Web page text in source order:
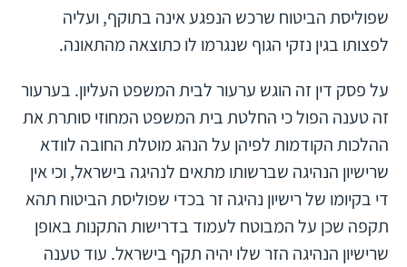
שפוליסת הביטוח שרכש הנפגע אינה בתוקף, ועליה
לפצותו בגין נזקי הגוף שנגרמו לו כתוצאה מהתאונה.
על פסק דין זה הוגש ערעור לבית המשפט העליון. בערעור
זה טענה הפול כי החלטת בית המשפט המחוזי סותרת את
ההלכות הקודמות לפיהן על הנהג מוטלת החובה לוודא
שרישיון הנהיגה שברשותו מתאים לנהיגה בישראל, וכי אין
די בקיומו של רישיון נהיגה זר בכדי שפוליסת הביטוח תהא
תקפה שכן על המבוטח לעמוד בדרישות התקנות באופן
שרישיון הנהיגה הזר שלו יהיה תקף בישראל. עוד טענה